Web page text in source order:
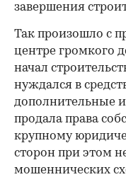
завершения
Так произошло с
центре громкого
начал
нуждался в
дополнительные
продала права
крупному
сторон при этом
мошеннических